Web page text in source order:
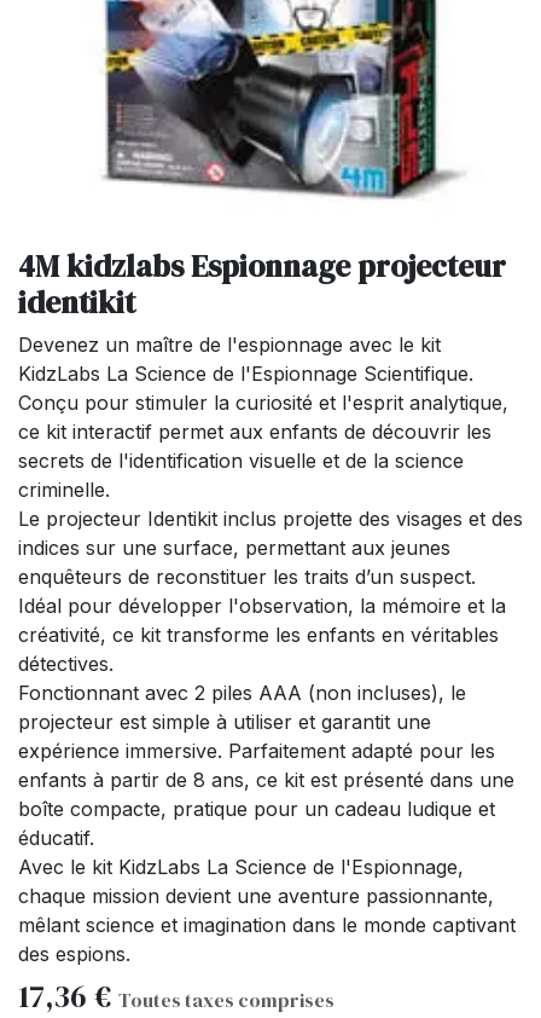
4M kidzlabs Espionnage projecteur
identikit
Devenez un maître de l'espionnage avec le kit
KidzLabs La Science de l'Espionnage Scientifique.
Conçu pour stimuler la curiosité et l'esprit analytique,
ce kit interactif permet aux enfants de découvrir les
secrets de l'identification visuelle et de la science
criminelle.
Le projecteur Identikit inclus projette des visages et des
indices sur une surface, permettant aux jeunes
enquêteurs de reconstituer les traits d’un suspect.
Idéal pour développer l'observation, la mémoire et la
créativité, ce kit transforme les enfants en véritables
détectives.
Fonctionnant avec 2 piles AAA (non incluses), le
projecteur est simple à utiliser et garantit une
expérience immersive. Parfaitement adapté pour les
enfants à partir de 8 ans, ce kit est présenté dans une
boîte compacte, pratique pour un cadeau ludique et
éducatif.
Avec le kit KidzLabs La Science de l'Espionnage,
chaque mission devient une aventure passionnante,
mêlant science et imagination dans le monde captivant
des espions.
17,36 € Toutes taxes comprises